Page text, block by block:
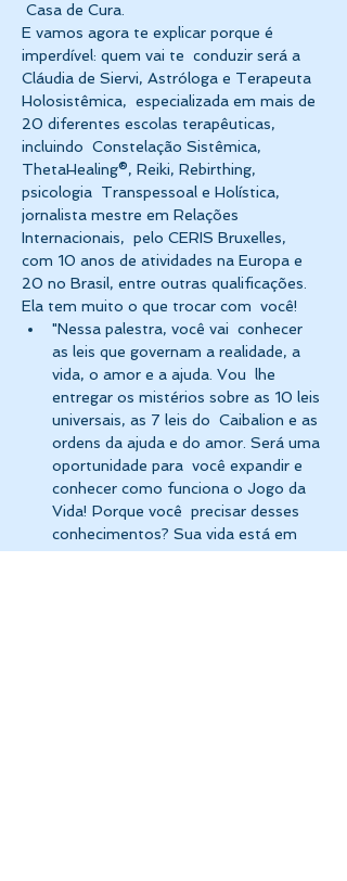
Casa de Cura.
E vamos agora te explicar porque é
imperdível: quem vai te  conduzir será a
Cláudia de Siervi, Astróloga e Terapeuta
Holosistêmica,  especializada em mais de
20 diferentes escolas terapêuticas,
incluindo  Constelação Sistêmica,
ThetaHealing®, Reiki, Rebirthing,
psicologia  Transpessoal e Holística,
jornalista mestre em Relações
Internacionais,  pelo CERIS Bruxelles,
com 10 anos de atividades na Europa e
20 no Brasil, entre outras qualificações.
Ela tem muito o que trocar com  você!
"Nessa palestra, você vai  conhecer
as leis que governam a realidade, a
vida, o amor e a ajuda. Vou  lhe
entregar os mistérios sobre as 10 leis
universais, as 7 leis do  Caibalion e as
ordens da ajuda e do amor. Será uma
oportunidade para  você expandir e
conhecer como funciona o Jogo da
Vida! Porque você  precisar desses
conhecimentos? Sua vida está em
suas mãos e,…